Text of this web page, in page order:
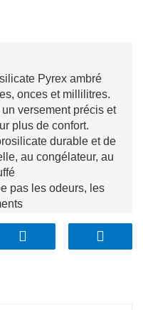
Pyrex ambré
onces et millilitres.
versement précis et
plus de confort.
durable et de
au congélateur, au
pas les odeurs, les